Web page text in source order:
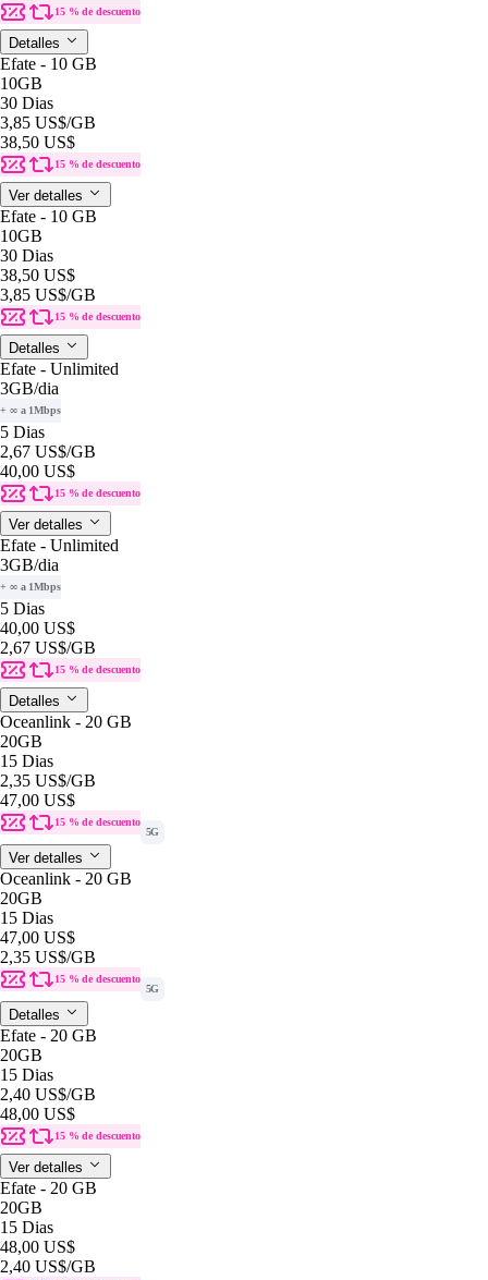
15 % de descuento
Detalles
Efate - 10 GB
10GB
30 Dias
3,85 US$/GB
38,50 US$
15 % de descuento
Ver detalles
Efate - 10 GB
10GB
30 Dias
38,50 US$
3,85 US$/GB
15 % de descuento
Detalles
Efate - Unlimited
3GB/dia
+ ∞ a 1Mbps
5 Dias
2,67 US$/GB
40,00 US$
15 % de descuento
Ver detalles
Efate - Unlimited
3GB/dia
+ ∞ a 1Mbps
5 Dias
40,00 US$
2,67 US$/GB
15 % de descuento
Detalles
Oceanlink - 20 GB
20GB
15 Dias
2,35 US$/GB
47,00 US$
15 % de descuento
5G
Ver detalles
Oceanlink - 20 GB
20GB
15 Dias
47,00 US$
2,35 US$/GB
15 % de descuento
5G
Detalles
Efate - 20 GB
20GB
15 Dias
2,40 US$/GB
48,00 US$
15 % de descuento
Ver detalles
Efate - 20 GB
20GB
15 Dias
48,00 US$
2,40 US$/GB